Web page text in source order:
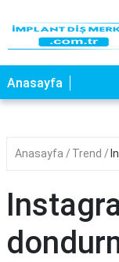
Anasayfa
Anasayfa Trend